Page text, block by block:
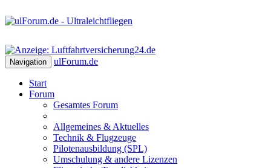
Navigation ulForum.de
Start
Forum
Gesamtes Forum
Allgemeines & Aktuelles
Technik & Flugzeuge
Pilotenausbildung (SPL)
Umschulung & andere Lizenzen